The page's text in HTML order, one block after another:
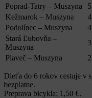
Poprad-Tatry – Muszyna
Kežmarok – Muszyna
Podolínec – Muszyna
Stará Ľubovňa –
Muszyna
Plaveč – Muszyna
Dieťa do 6 rokov cestuje v
bezplatne.
Preprava bicykla: 1,50 €.